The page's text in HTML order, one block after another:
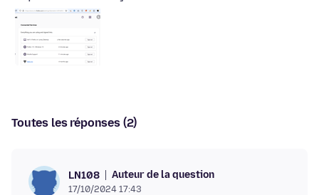
Toutes les réponses (2)
LN108 Auteur de la question
17/10/2024 17:43